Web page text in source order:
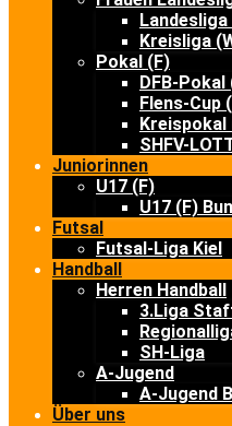
Kreisliga
Pokal (F)
DFB-Pokal
Flens-Cup
Kreispokal
SHFV-
Juniorinnen
U17 (F)
U17 (F)
Futsal
Futsal-Liga Kiel
Handball
Herren Handball
3.Liga
SH-Liga
A-Jugend
A-Jugend
Über uns